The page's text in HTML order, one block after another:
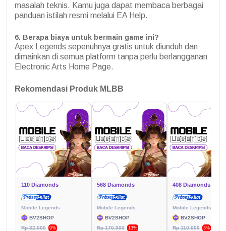
masalah teknis. Kamu juga dapat membaca berbagai
panduan istilah resmi melalui EA Help.
6. Berapa biaya untuk bermain game ini?
Apex Legends sepenuhnya gratis untuk diunduh dan
dimainkan di semua platform tanpa perlu berlangganan
Electronic Arts Home Page.
Rekomendasi Produk MLBB
110 Diamonds
Mobile Legends
BV2SHOP
Rp 32.000
9%
568 Diamonds
Mobile Legends
BV2SHOP
Rp 170.000
13%
408 Diamonds
Mobile Legends
BV2SHOP
Rp 110.000
3%